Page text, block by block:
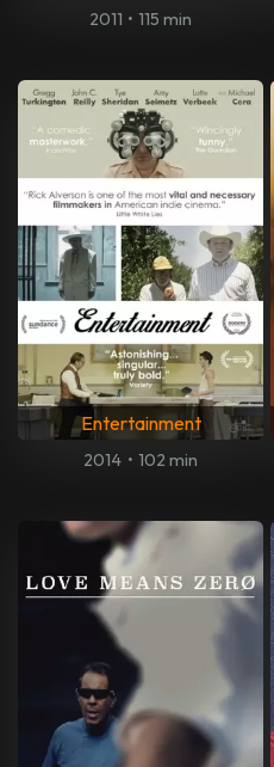
2011 • 115 min
Entertainment
2014 • 102 min